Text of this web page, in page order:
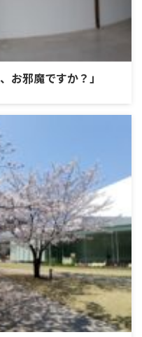
お邪魔ですか？」